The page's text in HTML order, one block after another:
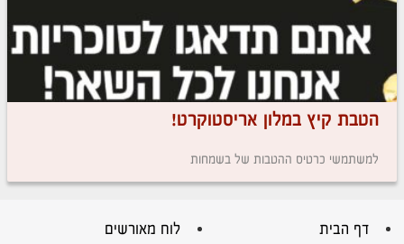
הטבת קיץ במלון אריסטוקרט!
למשתמשי כרטיס ההטבות של בשמחות
דף הבית לוח מאורשים